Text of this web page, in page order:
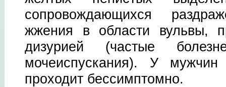
сопровождающихся
жжения в области вульвы,
дизурией (частые
мочеиспускания). У мужчин
проходит бессимптомно.